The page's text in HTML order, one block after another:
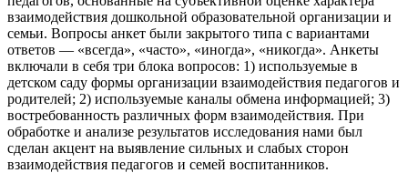
взаимодействия дошкольной образовательной организации и
семьи. Вопросы анкет были закрытого типа с вариантами
ответов — «всегда», «часто», «иногда», «никогда». Анкеты
включали в себя три блока вопросов: 1) используемые в
детском саду формы организации взаимодействия педагогов и
родителей; 2) используемые каналы обмена информацией; 3)
востребованность различных форм взаимодействия. При
обработке и анализе результатов исследования нами был
сделан акцент на выявление сильных и слабых сторон
взаимодействия педагогов и семей воспитанников.